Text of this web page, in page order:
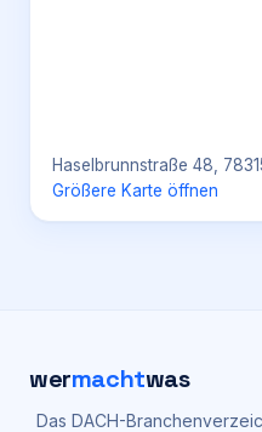
Haselbrunnstraße 48,
Größere Karte öffnen
wermachtwas
Das DACH-